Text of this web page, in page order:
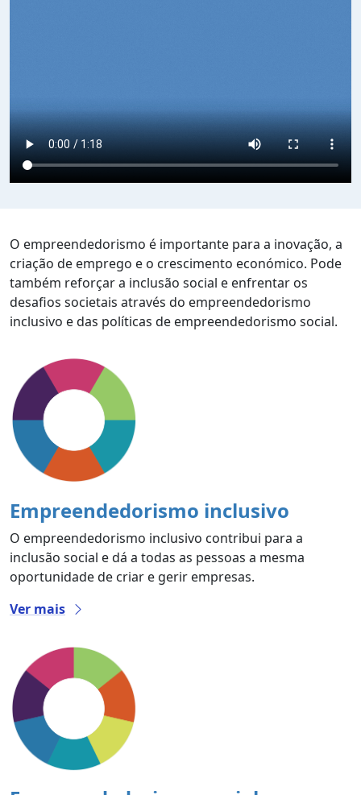
O empreendedorismo é importante para a inovação, a
criação de emprego e o crescimento económico. Pode
também reforçar a inclusão social e enfrentar os
desafios societais através do empreendedorismo
inclusivo e das políticas de empreendedorismo social.
Empreendedorismo inclusivo
O empreendedorismo inclusivo contribui para a
inclusão social e dá a todas as pessoas a mesma
oportunidade de criar e gerir empresas.
Ver mais